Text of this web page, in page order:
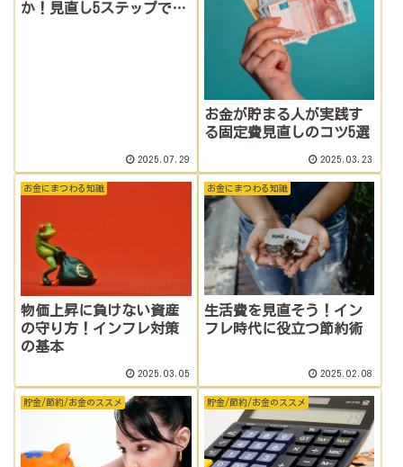
か！見直し5ステップで赤
2025.07.29
お金が貯まる人が実践す
る固定費見直しのコツ5選
2025.03.23
お金にまつわる知識
物価上昇に負けない資産
の守り方！インフレ対策
の基本
2025.03.05
お金にまつわる知識
生活費を見直そう！イン
フレ時代に役立つ節約術
2025.02.08
貯金/節約/お金のススメ 貯金/節約/お金のススメ